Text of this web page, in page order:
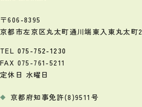
〒606-8395
京都市左京区丸太町通川端東入 東丸太町
TEL 075-752-1230
FAX 075-761-5211
定休日 水曜日
京都府知事免許(8)9511号